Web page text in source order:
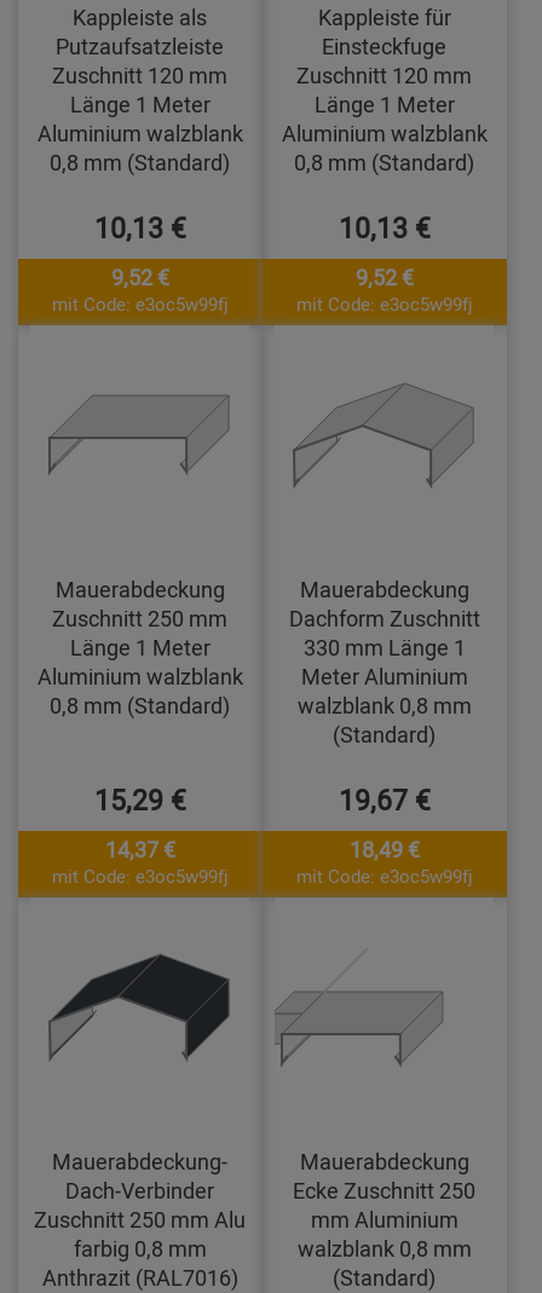
Kappleiste als
Putzaufsatzleiste
Zuschnitt 120 mm
Länge 1 Meter
Aluminium walzblank
0,8 mm (Standard)
10,13 €
9,52 €
mit Code: e3oc5w99fj
Kappleiste für
Einsteckfuge
Zuschnitt 120 mm
Länge 1 Meter
Aluminium walzblank
0,8 mm (Standard)
10,13 €
9,52 €
mit Code: e3oc5w99fj
Mauerabdeckung
Zuschnitt 250 mm
Länge 1 Meter
Aluminium walzblank
0,8 mm (Standard)
15,29 €
14,37 €
mit Code: e3oc5w99fj
Mauerabdeckung
Dachform Zuschnitt
330 mm Länge 1
Meter Aluminium
walzblank 0,8 mm
(Standard)
19,67 €
18,49 €
mit Code: e3oc5w99fj
Mauerabdeckung-
Dach-Verbinder
Zuschnitt 250 mm Alu
farbig 0,8 mm
Anthrazit (RAL7016)
Mauerabdeckung
Ecke Zuschnitt 250
mm Aluminium
walzblank 0,8 mm
(Standard)